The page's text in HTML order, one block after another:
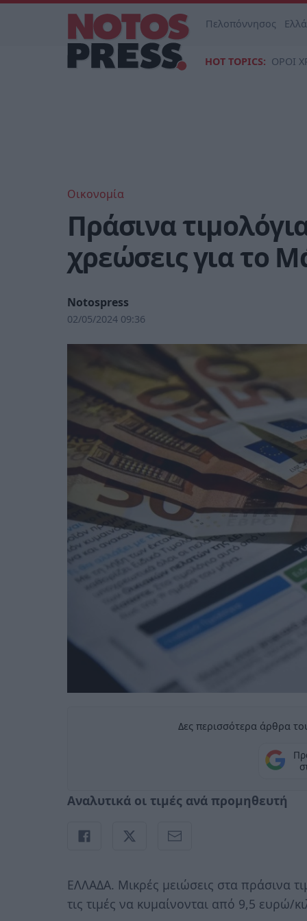
Πελοπόννησος
HOT TOPICS: ΟΡΟΙ
Οικονομία
Πράσινα
χρεώσεις για το
Notospress
02/05/2024 09:36
Δες περισσότερα άρθρα
Αναλυτικά οι τιμές ανά προμηθευτή
ΕΛΛΑΔΑ. Μικρές μειώσεις στα πράσινα
τις τιμές να κυμαίνονται από 9,5